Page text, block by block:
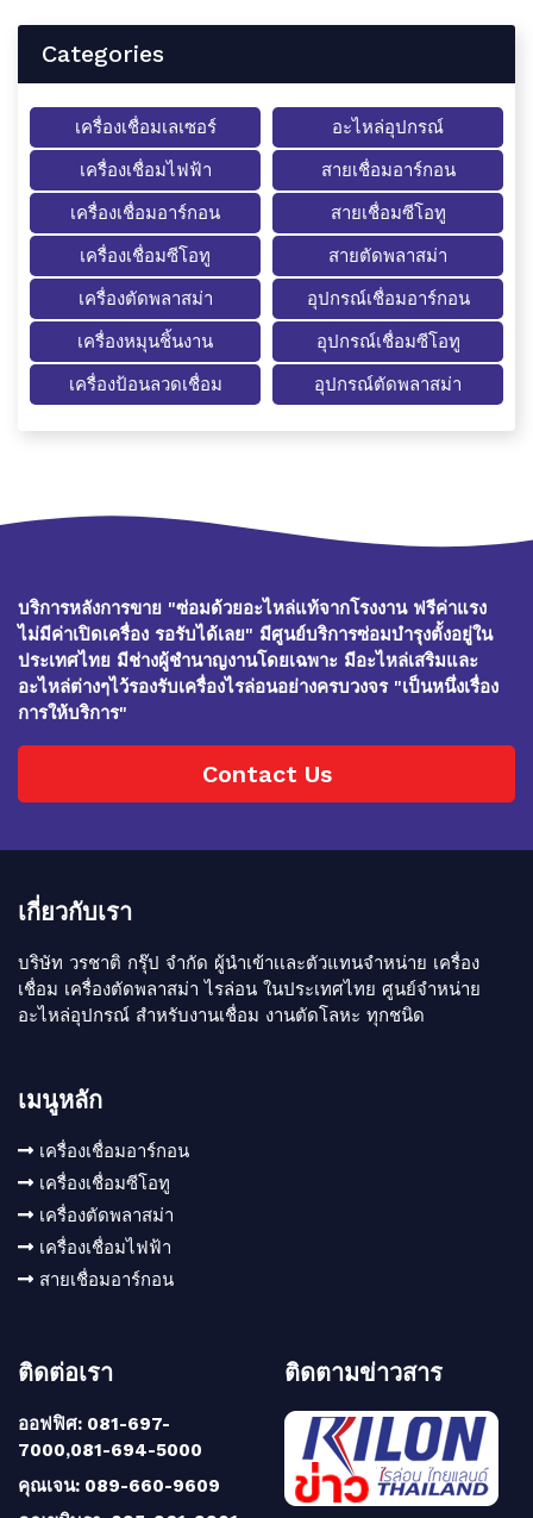
Categories
เครื่องเชื่อมเลเซอร์
เครื่องเชื่อมไฟฟ้า
เครื่องเชื่อมอาร์กอน
เครื่องเชื่อมซีโอทู
เครื่องตัดพลาสม่า
เครื่องหมุนชิ้นงาน
เครื่องป้อนลวดเชื่อม
อะไหล่อุปกรณ์
สายเชื่อมอาร์กอน
สายเชื่อมซีโอทู
สายตัดพลาสม่า
อุปกรณ์เชื่อมอาร์กอน
อุปกรณ์เชื่อมซีโอทู
อุปกรณ์ตัดพลาสม่า
บริการหลังการขาย "ซ่อมด้วยอะไหล่แท้จากโรงงาน ฟรีค่าแรง
ไม่มีค่าเปิดเครื่อง รอรับได้เลย" มีศูนย์บริการซ่อมบำรุงตั้งอยู่ใน
ประเทศไทย มีช่างผู้ชำนาญงานโดยเฉพาะ มีอะไหล่เสริมและ
อะไหล่ต่างๆไว้รองรับเครื่องไรล่อนอย่างครบวงจร "เป็นหนึ่งเรื่อง
การให้บริการ"
Contact Us
เกี่ยวกับเรา
บริษัท วรชาติ กรุ๊ป จำกัด ผู้นำเข้าเเละตัวแทนจำหน่าย เครื่อง
เชื่อม เครื่องตัดพลาสม่า ไรล่อน ในประเทศไทย ศูนย์จำหน่าย
อะไหล่อุปกรณ์ สำหรับงานเชื่อม งานตัดโลหะ ทุกชนิด
เมนูหลัก
เครื่องเชื่อมอาร์กอน
เครื่องเชื่อมซีโอทู
เครื่องตัดพลาสม่า
เครื่องเชื่อมไฟฟ้า
สายเชื่อมอาร์กอน
ติดต่อเรา
ออฟฟิศ: 081-697-
7000,081-694-5000
คุณเจน: 089-660-9609
ติดตามข่าวสาร